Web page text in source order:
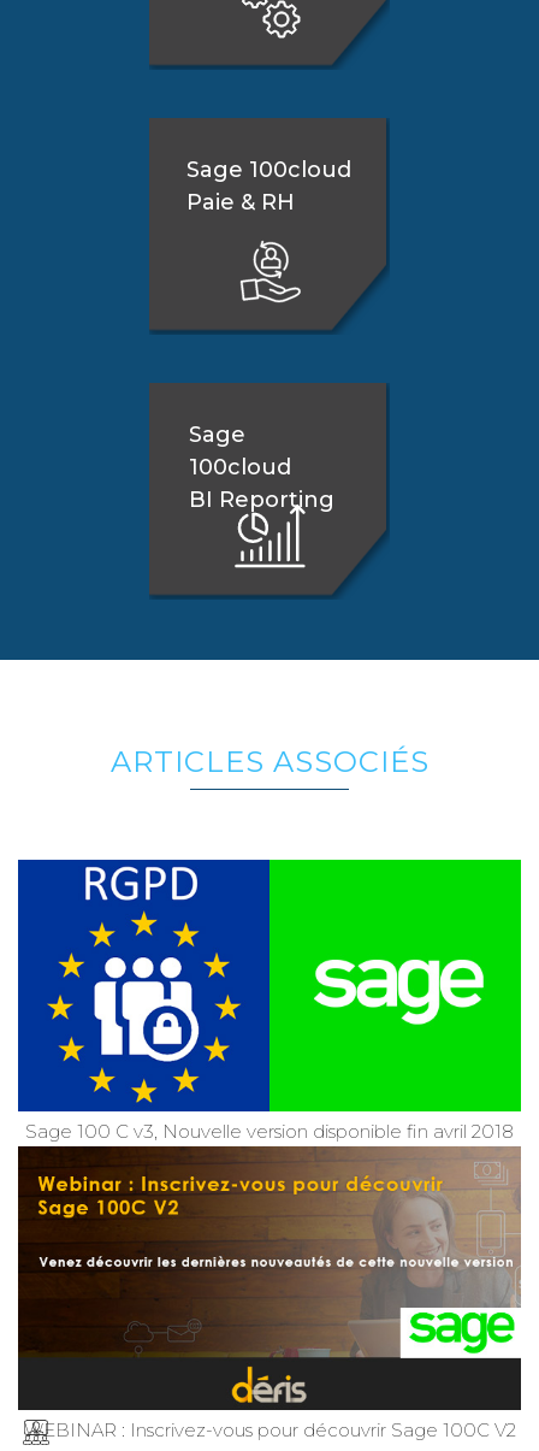
Sage 100cloud
Paie & RH
Sage
100cloud
BI Reporting
ARTICLES ASSOCIÉS
Sage 100 C v3, Nouvelle version disponible fin avril 2018
WEBINAR : Inscrivez-vous pour découvrir Sage 100C V2